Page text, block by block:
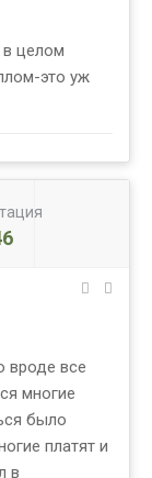
целом
это уж
вроде все
многие
было
платят и
в